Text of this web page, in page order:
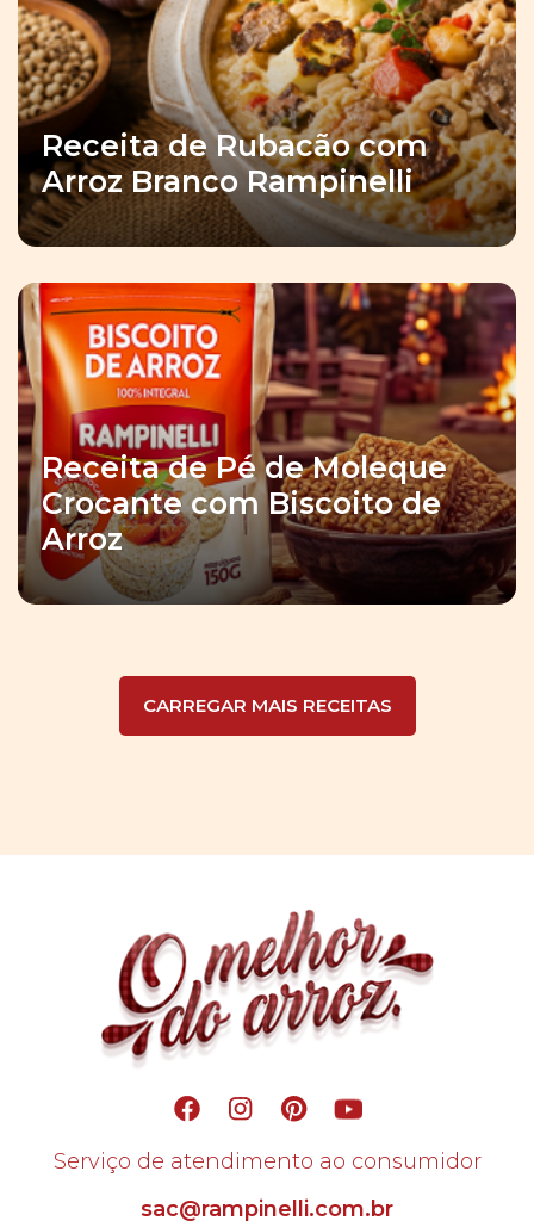
Receita de Rubacão com
Arroz Branco Rampinelli
Receita de Pé de Moleque
Crocante com Biscoito de
Arroz
CARREGAR MAIS RECEITAS
Serviço de atendimento ao consumidor
sac@rampinelli.com.br